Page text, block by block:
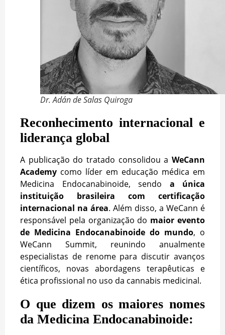
Dr. Adán de Salas Quiroga
Reconhecimento internacional e
liderança global
A publicação do tratado consolidou a WeCann
Academy como líder em educação médica em
Medicina Endocanabinoide, sendo a única
instituição brasileira com certificação
internacional na área. Além disso, a WeCann é
responsável pela organização do maior evento
de Medicina Endocanabinoide do mundo, o
WeCann Summit, reunindo anualmente
especialistas de renome para discutir avanços
científicos, novas abordagens terapêuticas e
ética profissional no uso da cannabis medicinal.
O que dizem os maiores nomes
da Medicina Endocanabinoide: